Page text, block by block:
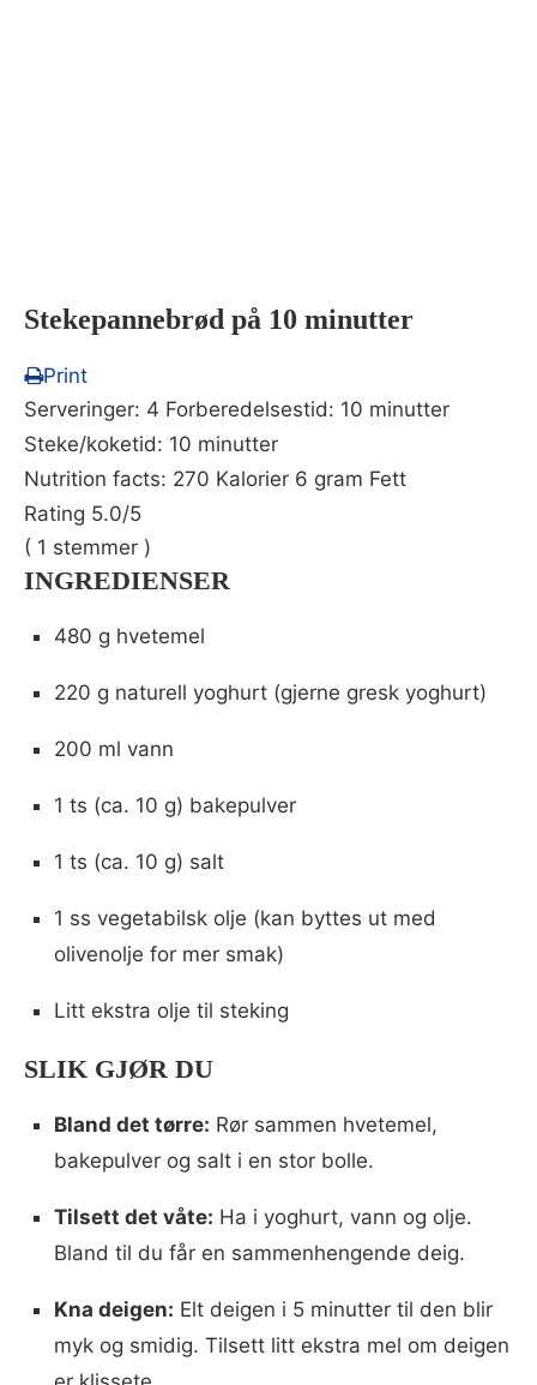
Stekepannebrød på 10 minutter
Print
Serveringer: 4 Forberedelsestid: 10 minutter
Steke/koketid: 10 minutter
Nutrition facts: 270 Kalorier 6 gram Fett
Rating 5.0/5
( 1 stemmer )
INGREDIENSER
480 g hvetemel
220 g naturell yoghurt (gjerne gresk yoghurt)
200 ml vann
1 ts (ca. 10 g) bakepulver
1 ts (ca. 10 g) salt
1 ss vegetabilsk olje (kan byttes ut med
olivenolje for mer smak)
Litt ekstra olje til steking
SLIK GJØR DU
Bland det tørre: Rør sammen hvetemel,
bakepulver og salt i en stor bolle.
Tilsett det våte: Ha i yoghurt, vann og olje.
Bland til du får en sammenhengende deig.
Kna deigen: Elt deigen i 5 minutter til den blir
myk og smidig. Tilsett litt ekstra mel om deigen